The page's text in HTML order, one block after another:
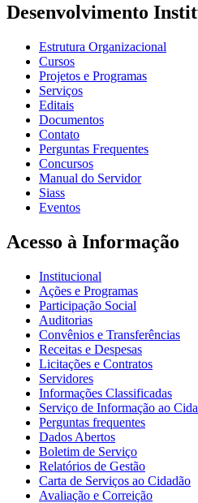
Desenvolvimento
Estrutura Organizacional
Cursos
Projetos e Programas
Serviços
Editais
Documentos
Contato
Perguntas Frequentes
Concursos
Manual do Servidor
Siass
Eventos
Acesso à Informação
Institucional
Ações e Programas
Participação Social
Auditorias
Convênios e Transferências
Receitas e Despesas
Licitações e Contratos
Servidores
Informações Classificadas
Serviço de Informação ao
Perguntas frequentes
Dados Abertos
Boletim de Serviço
Relatórios de Gestão
Carta de Serviços ao Cidadão
Avaliação e Correição